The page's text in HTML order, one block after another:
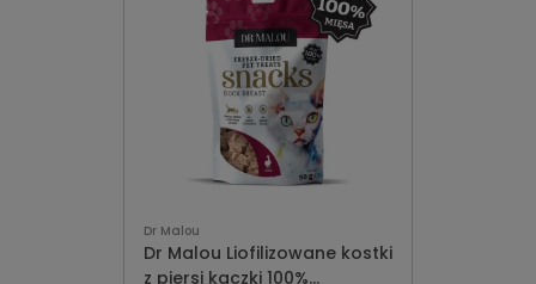
Dr Malou
Dr Malou Liofilizowane kostki
z piersi kaczki 100%